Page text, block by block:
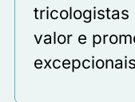
tricologistas
valor e